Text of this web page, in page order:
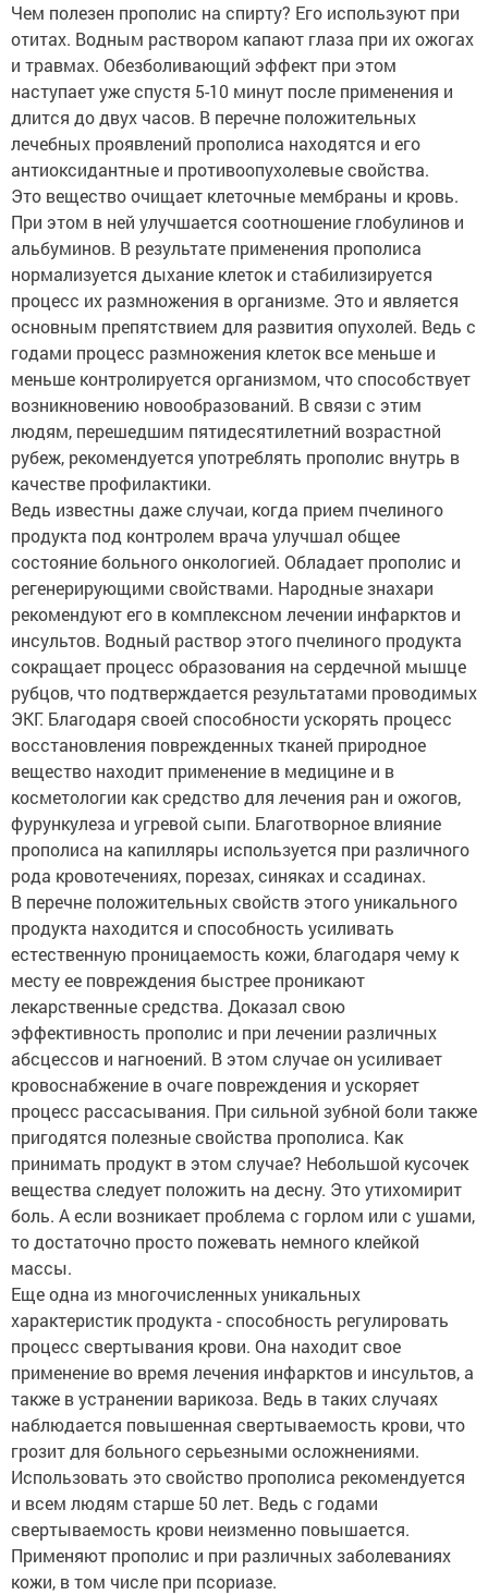
Чем полезен прополис на спирту? Его используют при
отитах. Водным раствором капают глаза при их ожогах
и травмах. Обезболивающий эффект при этом
наступает уже спустя 5-10 минут после применения и
длится до двух часов. В перечне положительных
лечебных проявлений прополиса находятся и его
антиоксидантные и противоопухолевые свойства.
Это вещество очищает клеточные мембраны и кровь.
При этом в ней улучшается соотношение глобулинов и
альбуминов. В результате применения прополиса
нормализуется дыхание клеток и стабилизируется
процесс их размножения в организме. Это и является
основным препятствием для развития опухолей. Ведь с
годами процесс размножения клеток все меньше и
меньше контролируется организмом, что способствует
возникновению новообразований. В связи с этим
людям, перешедшим пятидесятилетний возрастной
рубеж, рекомендуется употреблять прополис внутрь в
качестве профилактики.
Ведь известны даже случаи, когда прием пчелиного
продукта под контролем врача улучшал общее
состояние больного онкологией. Обладает прополис и
регенерирующими свойствами. Народные знахари
рекомендуют его в комплексном лечении инфарктов и
инсультов. Водный раствор этого пчелиного продукта
сокращает процесс образования на сердечной мышце
рубцов, что подтверждается результатами проводимых
ЭКГ. Благодаря своей способности ускорять процесс
восстановления поврежденных тканей природное
вещество находит применение в медицине и в
косметологии как средство для лечения ран и ожогов,
фурункулеза и угревой сыпи. Благотворное влияние
прополиса на капилляры используется при различного
рода кровотечениях, порезах, синяках и ссадинах.
В перечне положительных свойств этого уникального
продукта находится и способность усиливать
естественную проницаемость кожи, благодаря чему к
месту ее повреждения быстрее проникают
лекарственные средства. Доказал свою
эффективность прополис и при лечении различных
абсцессов и нагноений. В этом случае он усиливает
кровоснабжение в очаге повреждения и ускоряет
процесс рассасывания. При сильной зубной боли также
пригодятся полезные свойства прополиса. Как
принимать продукт в этом случае? Небольшой кусочек
вещества следует положить на десну. Это утихомирит
боль. А если возникает проблема с горлом или с ушами,
то достаточно просто пожевать немного клейкой
массы.
Еще одна из многочисленных уникальных
характеристик продукта - способность регулировать
процесс свертывания крови. Она находит свое
применение во время лечения инфарктов и инсультов, а
также в устранении варикоза. Ведь в таких случаях
наблюдается повышенная свертываемость крови, что
грозит для больного серьезными осложнениями.
Использовать это свойство прополиса рекомендуется
и всем людям старше 50 лет. Ведь с годами
свертываемость крови неизменно повышается.
Применяют прополис и при различных заболеваниях
кожи, в том числе при псориазе.